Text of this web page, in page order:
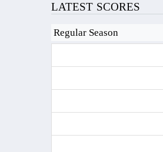
LATEST SCORES
Regular Season